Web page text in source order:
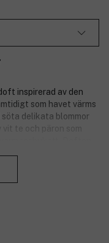
inspirerad av den
som havet värms
söta delikata blommor
te och päron som
med de andra